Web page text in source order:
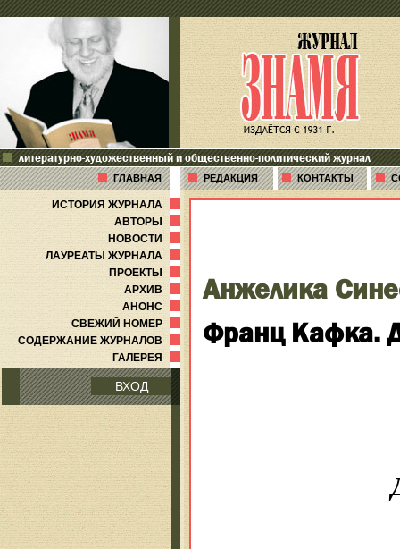
литературно-художественный и общественно-политический журнал
ГЛАВНАЯ РЕДАКЦИЯ КОНТАКТЫ
ИСТОРИЯ ЖУРНАЛА
АВТОРЫ
НОВОСТИ
ЛАУРЕАТЫ ЖУРНАЛА
ПРОЕКТЫ
АРХИВ
АНОНС
СВЕЖИЙ НОМЕР
СОДЕРЖАНИЕ ЖУРНАЛОВ
ГАЛЕРЕЯ
ВХОД
Анжелика
Франц Кафка.